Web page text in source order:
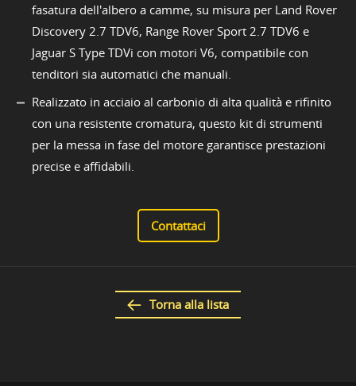
fasatura dell'albero a camme, su misura per Land Rover
Discovery 2.7 TDV6, Range Rover Sport 2.7 TDV6 e
Jaguar S Type TDVi con motori V6, compatibile con
tenditori sia automatici che manuali.
Realizzato in acciaio al carbonio di alta qualità e rifinito
con una resistente cromatura, questo kit di strumenti
per la messa in fase del motore garantisce prestazioni
precise e affidabili.
Contattaci
Torna alla lista